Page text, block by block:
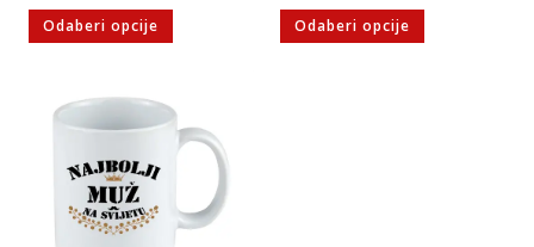
Odaberi opcije Odaberi opcije